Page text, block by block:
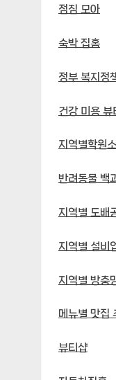
점짐 모아
숙박 집홈
정부 복지정
건강 미용 뷰
지역별학원
반려동물 백
지역별 도배
지역별 설비
지역별 방충
메뉴별 맛집
뷰티샵